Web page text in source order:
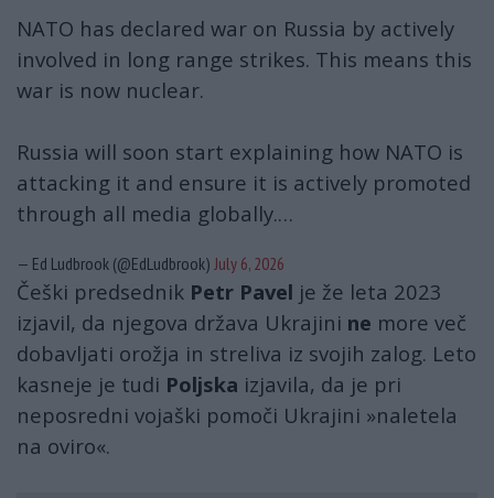
NATO has declared war on Russia by actively
involved in long range strikes. This means this
war is now nuclear.
Russia will soon start explaining how NATO is
attacking it and ensure it is actively promoted
through all media globally.…
— Ed Ludbrook (@EdLudbrook) July 6, 2026
Češki predsednik Petr Pavel je že leta 2023
izjavil, da njegova država Ukrajini ne more več
dobavljati orožja in streliva iz svojih zalog. Leto
kasneje je tudi Poljska izjavila, da je pri
neposredni vojaški pomoči Ukrajini »naletela
na oviro«.